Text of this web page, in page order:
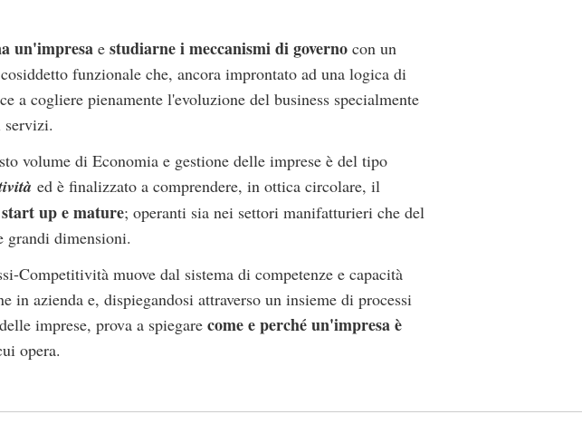
un'impresa e studiarne i meccanismi di governo con un
funzionale che, ancora improntato ad una logica di
a cogliere pienamente l'evoluzione del business specialmente
servizi.
volume di Economia e gestione delle imprese è del tipo
ed è finalizzato a comprendere, in ottica circolare, il
up e mature; operanti sia nei settori manifatturieri che del
grandi dimensioni.
Competitività muove dal sistema di competenze e capacità
in azienda e, dispiegandosi attraverso un insieme di processi
imprese, prova a spiegare come e perché un'impresa è
opera.